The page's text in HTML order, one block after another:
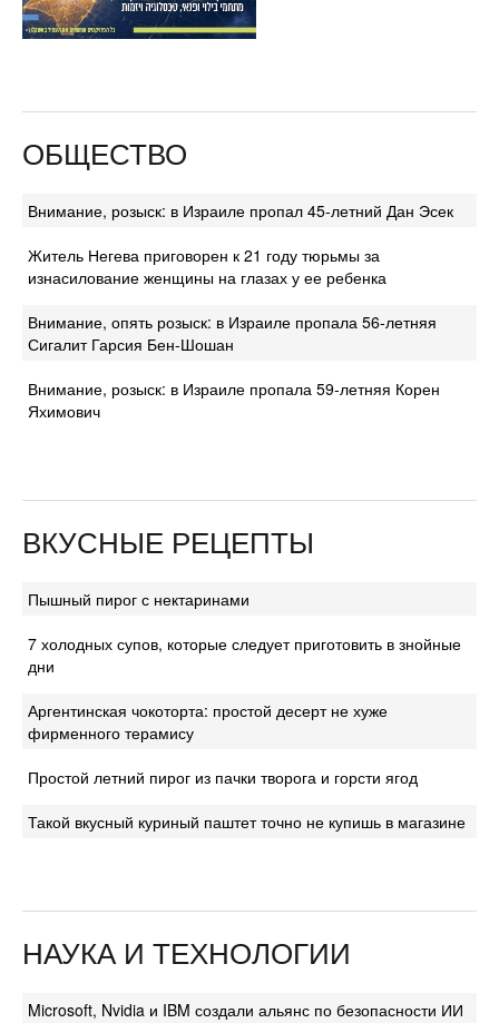
ОБЩЕСТВО
Внимание, розыск: в Израиле пропал 45-летний Дан Эсек
Житель Негева приговорен к 21 году тюрьмы за
изнасилование женщины на глазах у ее ребенка
Внимание, опять розыск: в Израиле пропала 56-летняя
Сигалит Гарсия Бен-Шошан
Внимание, розыск: в Израиле пропала 59-летняя Корен
Яхимович
ВКУСНЫЕ РЕЦЕПТЫ
Пышный пирог с нектаринами
7 холодных супов, которые следует приготовить в знойные
дни
Аргентинская чокоторта: простой десерт не хуже
фирменного терамису
Простой летний пирог из пачки творога и горсти ягод
Такой вкусный куриный паштет точно не купишь в магазине
НАУКА И ТЕХНОЛОГИИ
Microsoft, Nvidia и IBM создали альянс по безопасности ИИ